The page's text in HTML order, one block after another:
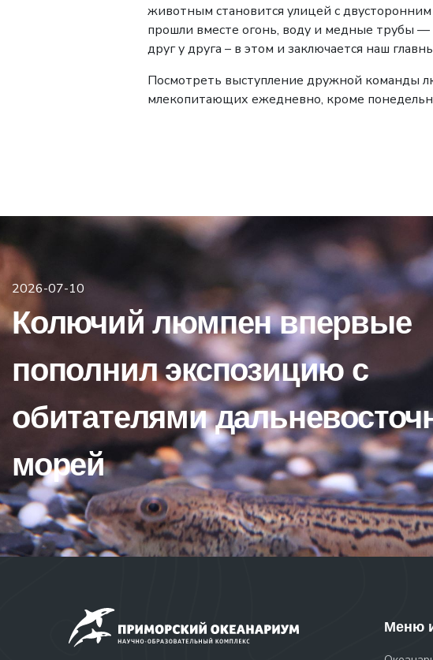
животным становится улицей с
прошли вместе огонь, воду и медные трубы
друг у друга – в этом и заключается наш
Посмотреть выступление дружной команды
млекопитающих ежедневно, кроме
2026-07-10
Колючий люмпен впервые
пополнил экспозицию с
обитателями
морей
Меню